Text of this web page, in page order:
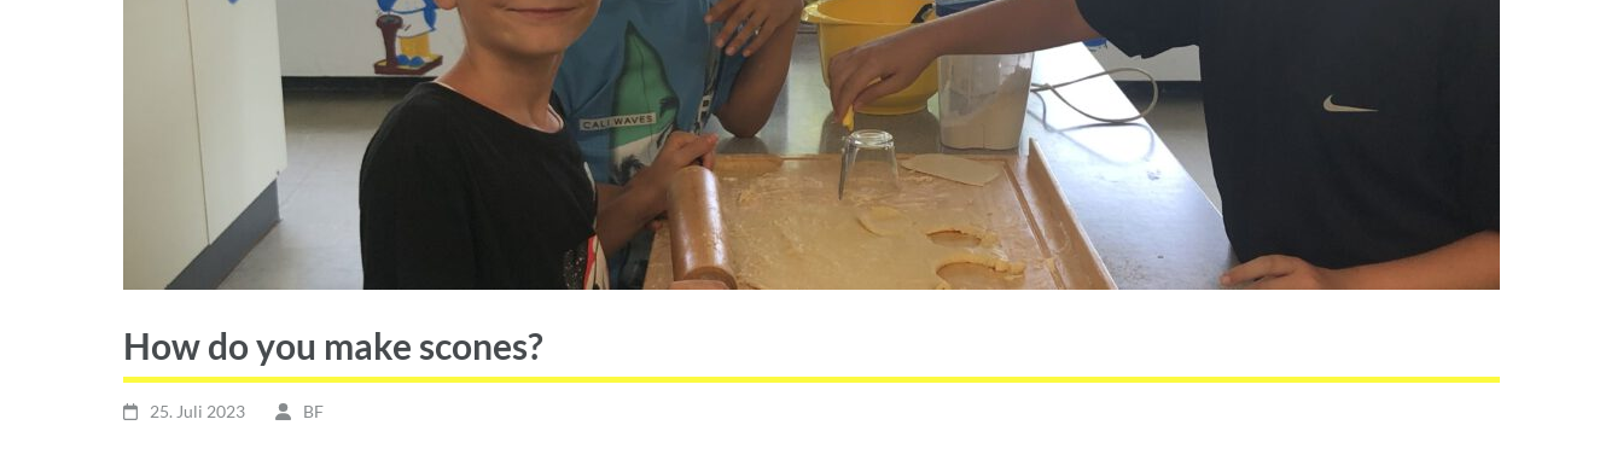
How do you make scones?
25. Juli 2023 BF